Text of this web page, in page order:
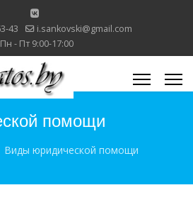
43
i.sankovski@gmail.com
Пн - Пт 9:00-17:00
помощи
Виды юридической помощи